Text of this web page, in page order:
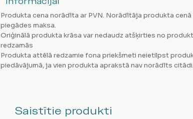
Produkta cena norādīta ar PVN. Norādītāja produkta
piegādes maksa.
Oriģinālā produkta krāsa var nedaudz atšķirties no
redzamās
Produkta attēlā redzamie fona priekšmeti neietilpst
piedāvājumā, ja vien produkta aprakstā nav norādīts citādi.
Saistītie produkti